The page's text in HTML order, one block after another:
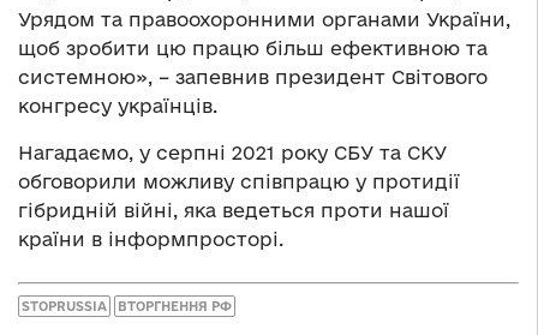
Урядом та правоохоронними органами України,
щоб зробити цю працю більш ефективною та
системною», – запевнив президент Світового
конгресу українців.
Нагадаємо, у серпні 2021 року СБУ та СКУ
обговорили можливу співпрацю у протидії
гібридній війні, яка ведеться проти нашої
країни в інформпросторі.
STOPRUSSIA ВТОРГНЕННЯ РФ